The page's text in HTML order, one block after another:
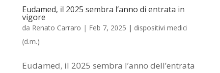
Eudamed, il 2025 sembra l’anno di entrata in
vigore
da Renato Carraro | Feb 7, 2025 | dispositivi medici
(d.m.)
Eudamed, il 2025 sembra l’anno dell’entrata